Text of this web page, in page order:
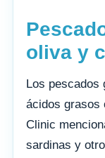
oliva y
Los pescados
ácidos grasos
Clinic
sardinas y